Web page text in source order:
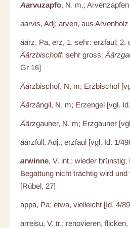
Aarvuzapfo, N. m.; Arvenzapfen
aarvis, Adj; arven, aus
äärz, Pa, erz, 1. sehr: erzfaul; 2.
Äärzbischoff; sehr gross:
Gr 16]
Äärzbischof, N, m; Erzbischof
Äärzängil, N, m; Erzengel [vgl.
Äärzgauner, N, m; Erzgauner
äärzfüll, Adj.; erzfaul [vgl. Id. 1/
arwinne, V. int.; wieder
Begattung nicht trächtig wird
[Rübel, 27]
appa, Pa; etwa, vielleicht [Id. 4/
arreisu, V. tr.; renovieren,